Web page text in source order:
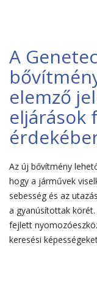
A
elemző
eljárások
Az új bővítmény
hogy a járművek
sebesség és az
a gyanúsítottak körét.
fejlett
keresési